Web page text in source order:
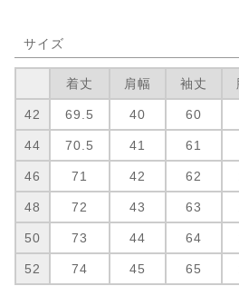
サイズ
着丈 肩幅 袖丈
42 69.5 40 60
44 70.5 41 61
46 71 42 62
48 72 43 63
50 73 44 64
52 74 45 65